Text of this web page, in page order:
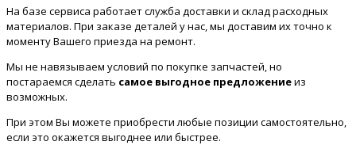
На базе сервиса работает служба доставки и склад расходных
материалов. При заказе деталей у нас, мы доставим их точно к
моменту Вашего приезда на ремонт.
Мы не навязываем условий по покупке запчастей, но
постараемся сделать самое выгодное предложениеиз
возможных.
При этом Вы можете приобрести любые позиции самостоятельно,
если это окажется выгоднее или быстрее.